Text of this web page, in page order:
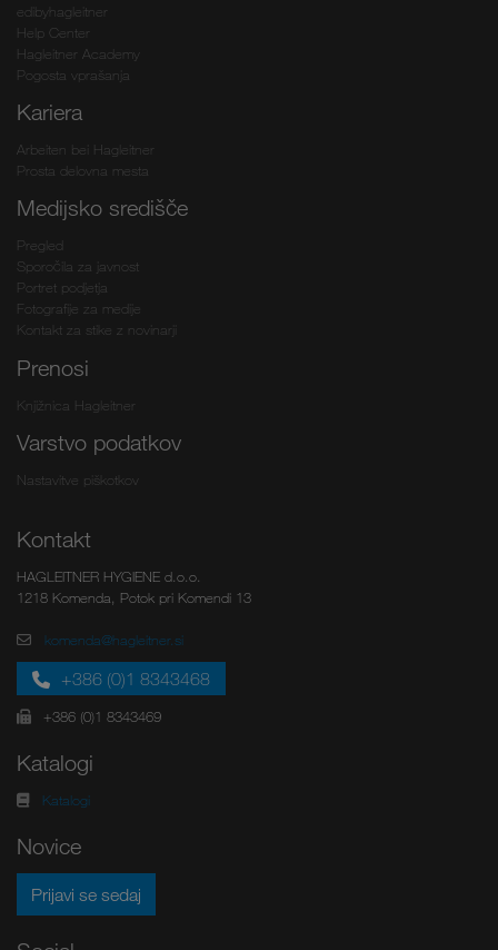
edibyhagleitner
Help Center
Hagleitner Academy
Pogosta vprašanja
Kariera
Arbeiten bei Hagleitner
Prosta delovna mesta
Medijsko središče
Pregled
Sporočila za javnost
Portret podjetja
Fotografije za medije
Kontakt za stike z novinarji
Prenosi
Knjižnica Hagleitner
Varstvo podatkov
Nastavitve piškotkov
Kontakt
HAGLEITNER HYGIENE d.o.o.
1218 Komenda, Potok pri Komendi 13
komenda@hagleitner.si
+386 (0)1 8343468
+386 (0)1 8343469
Katalogi
Katalogi
Novice
Prijavi se sedaj